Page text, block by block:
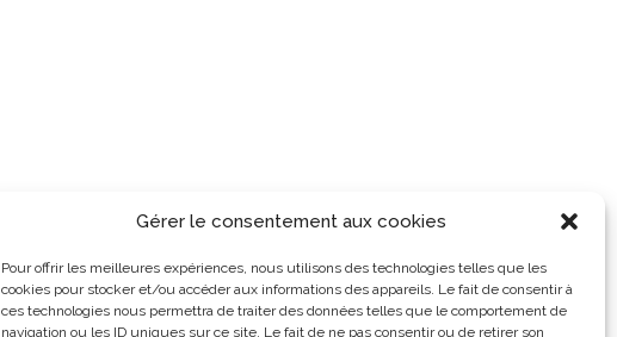
Gérer le consentement aux cookies
Pour offrir les meilleures expériences, nous utilisons des technologies telles que les
cookies pour stocker et/ou accéder aux informations des appareils. Le fait de consentir à
ces technologies nous permettra de traiter des données telles que le comportement de
navigation ou les ID uniques sur ce site. Le fait de ne pas consentir ou de retirer son